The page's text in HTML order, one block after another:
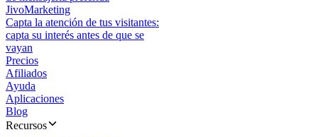
JivoMarketing
Capta la atención de tus visitantes:
capta su interés antes de que se
vayan
Precios
Afiliados
Ayuda
Aplicaciones
Blog
Recursos